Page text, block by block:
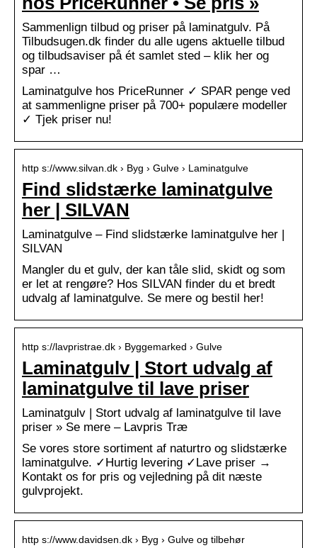
Sammenlign tilbud og priser på laminatgulv. På
Tilbudsugen.dk finder du alle ugens aktuelle tilbud
og tilbudsaviser på ét samlet sted – klik her og
spar …
Laminatgulve hos PriceRunner ✓ SPAR penge ved
at sammenligne priser på 700+ populære modeller
✓ Tjek priser nu!
http s://www.silvan.dk › Byg › Gulve › Laminatgulve
Find slidstærke laminatgulve
her | SILVAN
Laminatgulve – Find slidstærke laminatgulve her |
SILVAN
Mangler du et gulv, der kan tåle slid, skidt og som
er let at rengøre? Hos SILVAN finder du et bredt
udvalg af laminatgulve. Se mere og bestil her!
http s://lavpristrae.dk › Byggemarked › Gulve
Laminatgulv | Stort udvalg af
laminatgulve til lave priser
Laminatgulv | Stort udvalg af laminatgulve til lave
priser » Se mere – Lavpris Træ
Se vores store sortiment af naturtro og slidstærke
laminatgulve. ✓Hurtig levering ✓Lave priser →
Kontakt os for pris og vejledning på dit næste
gulvprojekt.
http s://www.davidsen.dk › Byg › Gulve og tilbehør